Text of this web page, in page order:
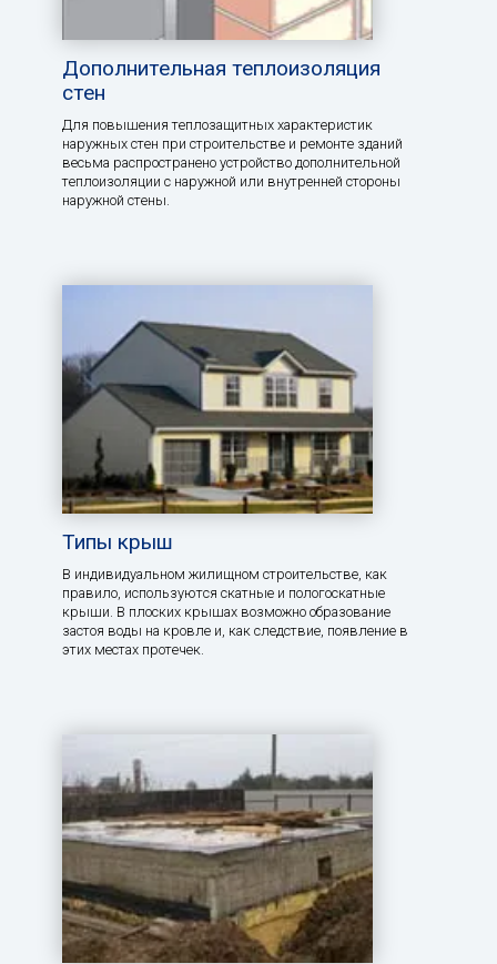
Дополнительная теплоизоляция
стен
Для повышения теплозащитных характеристик
наружных стен при строительстве и ремонте зданий
весьма распространено устройство дополнительной
теплоизоляции с наружной или внутренней стороны
наружной стены.
Типы крыш
В индивидуальном жилищном строительстве, как
правило, используются скатные и пологоскатные
крыши. В плоских крышах возможно образование
застоя воды на кровле и, как следствие, появление в
этих местах протечек.